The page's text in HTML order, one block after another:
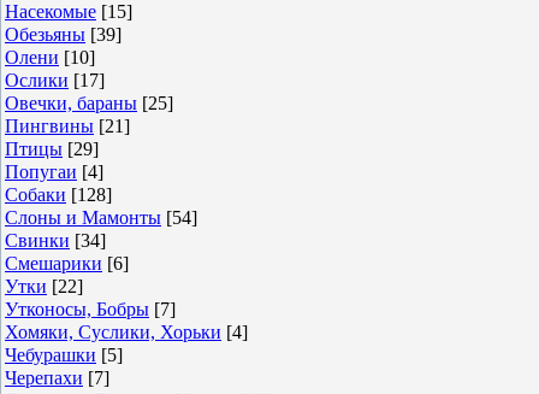
Насекомые [15]
Обезьяны [39]
Олени [10]
Ослики [17]
Овечки, бараны [25]
Пингвины [21]
Птицы [29]
Попугаи [4]
Собаки [128]
Слоны и Мамонты [54]
Свинки [34]
Смешарики [6]
Утки [22]
Утконосы, Бобры [7]
Хомяки, Суслики, Хорьки [4]
Чебурашки [5]
Черепахи [7]